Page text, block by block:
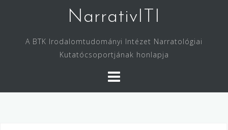
NarrativITI
A BTK Irodalomtudományi Intézet Narratológiai
Kutatócsoportjának honlapja